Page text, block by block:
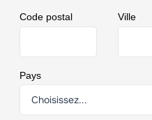
Code postal Ville
Pays